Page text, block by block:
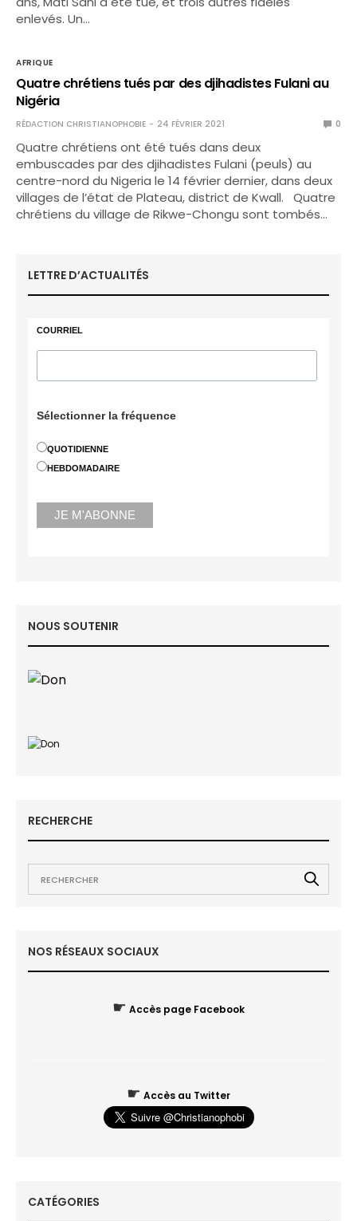
enlevés. Un…
AFRIQUE
Quatre chrétiens tués par des djihadistes Fulani au
Nigéria
RÉDACTION CHRISTIANOPHOBIE 24 FÉVRIER 2021 0
Quatre chrétiens ont été tués dans deux
embuscades par des djihadistes Fulani (peuls) au
centre-nord du Nigeria le 14 février dernier, dans deux
villages de l’état de Plateau, district de Kwall. Quatre
chrétiens du village de Rikwe-Chongu sont tombés…
LETTRE D’ACTUALITÉS
COURRIEL
Sélectionner la fréquence
QUOTIDIENNE
HEBDOMADAIRE
NOUS SOUTENIR
RECHERCHE
NOS RÉSEAUX SOCIAUX
☛ Accès page Facebook
☛ Accès au Twitter
CATÉGORIES